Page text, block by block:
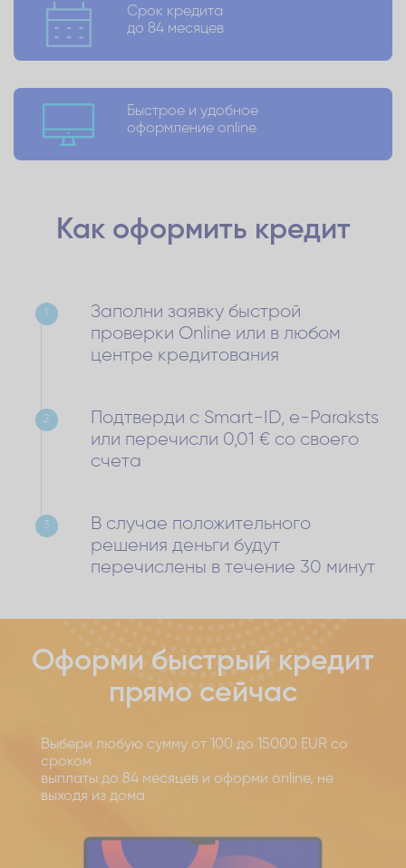
Срок кредита
до 84 месяцев
Быстрое и удобное
оформление online
Как оформить кредит
Заполни заявку быстрой
проверки Online или в любом
центре кредитования
2
Подтверди с Smart-ID, e-Paraksts
или перечисли 0,01 € со своего
счета
3
В случае положительного
решения деньги будут
перечислены в течение 30 минут
Оформи быстрый кредит
прямо сейчас
Выбери любую сумму от 100 до 15000 EUR со
сроком
выплаты до 84 месяцев и оформи online, не
выходя из дома